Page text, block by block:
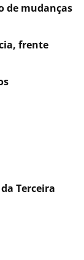
de mudanças
frente
Terceira